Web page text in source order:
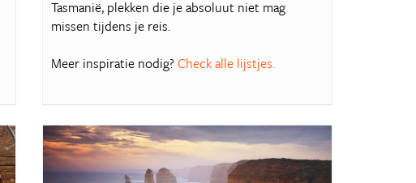
Tasmanië, plekken die je absoluut niet mag
missen tijdens je reis.
Meer inspiratie nodig?Check alle lijstjes.